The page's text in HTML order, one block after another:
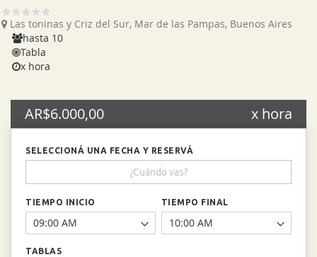
Las toninas y Criz del Sur, Mar de las Pampas, Buenos Aires
hasta 10
Tabla
x hora
AR$6.000,00 x hora
SELECCIONÁ UNA FECHA Y RESERVÁ
TIEMPO INICIO TIEMPO FINAL
TABLAS